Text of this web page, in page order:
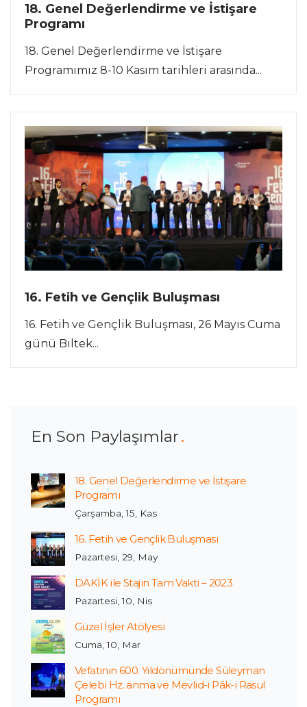
18. Genel Değerlendirme ve İstişare
Programı
18. Genel Değerlendirme ve İstişare
Programımız 8-10 Kasım tarihleri arasında...
16. Fetih ve Gençlik Buluşması
16. Fetih ve Gençlik Buluşması, 26 Mayıs Cuma
günü Biltek...
En Son Paylaşımlar
18. Genel Değerlendirme ve İstişare
Programı
Çarşamba, 15, Kas
16. Fetih ve Gençlik Buluşması
Pazartesi, 29, May
DAKİK ile Stajın Tam Vakti – 2023
Pazartesi, 10, Nis
Güzel İşler Atölyesi
Cuma, 10, Mar
Vefatının 600. Yıldönümünde Süleyman
Çelebi Hz. anma ve Mevlid-i Pâk-i Rasul
Programı